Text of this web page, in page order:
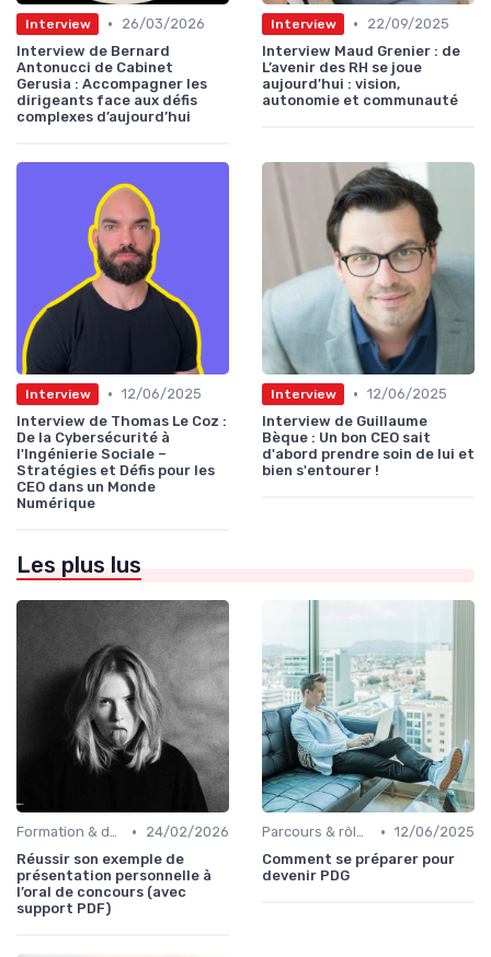
Interview •
26/03/2026
Interview de Bernard
Antonucci de Cabinet
Gerusia : Accompagner les
dirigeants face aux défis
complexes d’aujourd’hui
Interview •
22/09/2025
Interview Maud Grenier : de
L’avenir des RH se joue
aujourd'hui : vision,
autonomie et communauté
Interview • 12/06/2025
Interview de Thomas Le Coz :
De la Cybersécurité à
l'Ingénierie Sociale –
Stratégies et Défis pour les
CEO dans un Monde
Numérique
Interview • 12/06/2025
Interview de Guillaume
Bèque : Un bon CEO sait
d'abord prendre soin de lui et
bien s'entourer !
Les plus lus
Formation & développement du leadership •
24/02/2026
Réussir son exemple de
présentation personnelle à
l’oral de concours (avec
support PDF)
Parcours & rôle du CEO • 12/06/2025
Comment se préparer pour
devenir PDG